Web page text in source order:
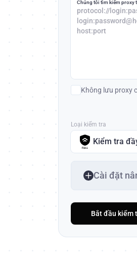
Chúng tôi tìm kiếm proxy
protocol://
host:port
Không lưu proxy
Loại kiểm tra
Kiểm tra
Cài đặt
Bắt đầu kiểm